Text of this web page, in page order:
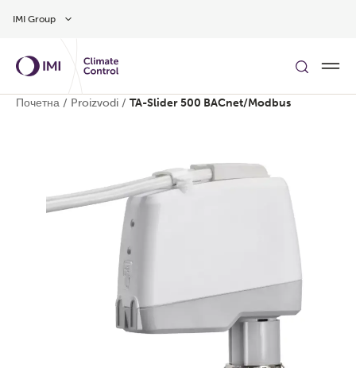
IMI Group
Почетна / Proizvodi / TA-Slider 500 BACnet/Modbus